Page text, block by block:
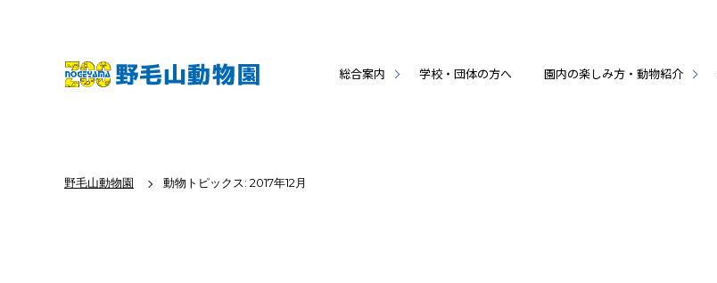
総合案内 学校・団体の方へ 園内の楽しみ方・動物紹介
野毛山動物園 動物トピックス: 2017年12月